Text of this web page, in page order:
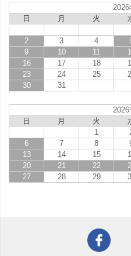
2026
日
月 火
2
3 4
9
10 11
16
17 18
23
24 25
30
31
2026
日
月 火
1
6
7 8
13
14 15
20
21 22
27
28 29